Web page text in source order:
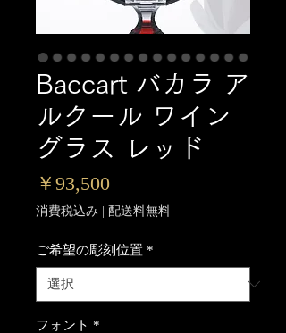
Baccart バカラ ア
ルクール ワイン
グラス レッド
￥93,500価
格
消費税込み | 配送料無料
ご希望の彫刻位置 *
フォント *